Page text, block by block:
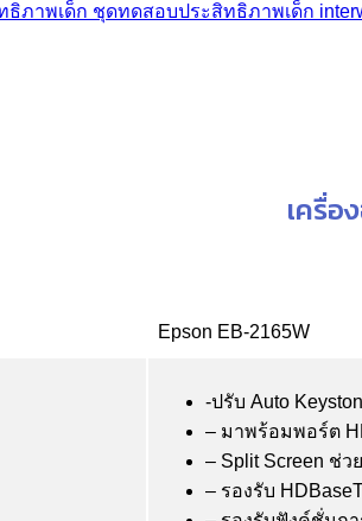
ชุดทดสอบประสิทธิภาพเด็ก
เครื่อ
Epson EB-2165W
-ปรับ Auto
– มาพร้อมพอร์ต
– Split Screen ช่
– รองรับ